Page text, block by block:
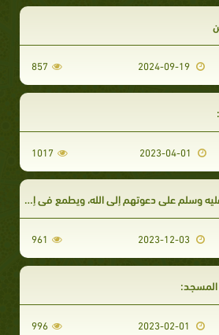
2024-09-19
857
1017
في إسلام كبراء القوم ووجهائهم رغبة في إسلام من وراءهم، ولذلك كان يوليهم عناية خاصة في الدعوة
2023-12-03
961
996